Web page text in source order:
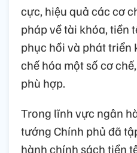
cực, hiệu quả các cơ
pháp về tài khóa, tiền
phục hồi và phát triển
chế hóa một số cơ
phù hợp.
Trong lĩnh vực ngân
tướng Chính phủ đã
hành chính sách tiền